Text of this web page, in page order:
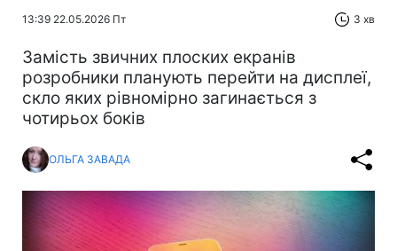
13:39 22.05.2026 Пт 3 хв
Замість звичних плоских екранів
розробники планують перейти на дисплеї,
скло яких рівномірно загинається з
чотирьох боків
ОЛЬГА ЗАВАДА